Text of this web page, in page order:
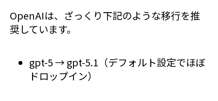
OpenAIは、ざっくり下記のような移行を推
奨しています。
gpt-5 → gpt-5.1（デフォルト設定でほぼ
ドロップイン）